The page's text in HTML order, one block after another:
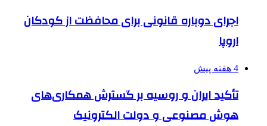
اجرای دوباره قانونی برای محافظت از کودکان
اروپا
4 هفته پیش
تأکید ایران و روسیه بر گسترش همکاری‌های
هوش مصنوعی و دولت الکترونیک